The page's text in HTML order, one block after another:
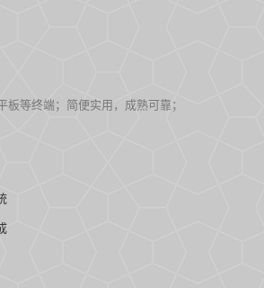
板等终端；简便实用，成熟可靠；